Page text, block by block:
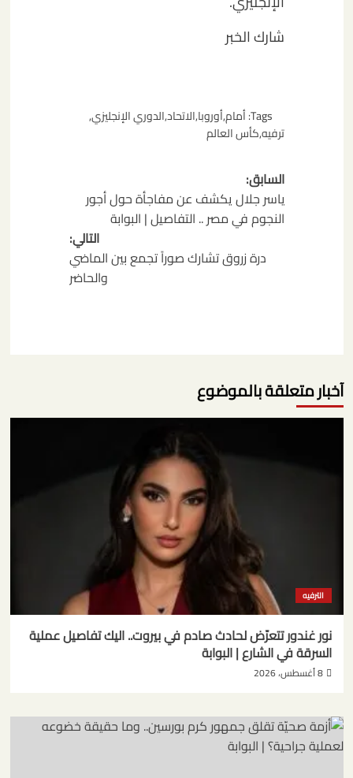
شارك الخبر
Tags: أمام,أوروبا,الاتحاد,الدوري الإنجليزي,
ترفيه,كأس العالم
تصفّح
المقالات
السابق:
ياسر جلال يكشف عن مفاجأة حول أجور
النجوم في مصر .. التفاصيل | البوابة
التالي:
درة زروق تشارك صوراً تجمع بين الماضي
والحاضر
آخبار متعلقة بالموضوع
الترفيه
نور غندور تتعرّض لحادث صادم في بيروت.. اليك تفاصيل عملية
السرقة في الشارع | البوابة
8 أغسطس، 2026